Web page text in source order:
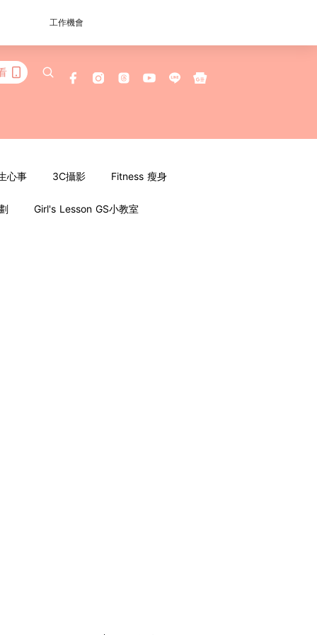
工作機會
心事 3C攝影 Fitness 瘦身
Girl's Lesson GS小教室